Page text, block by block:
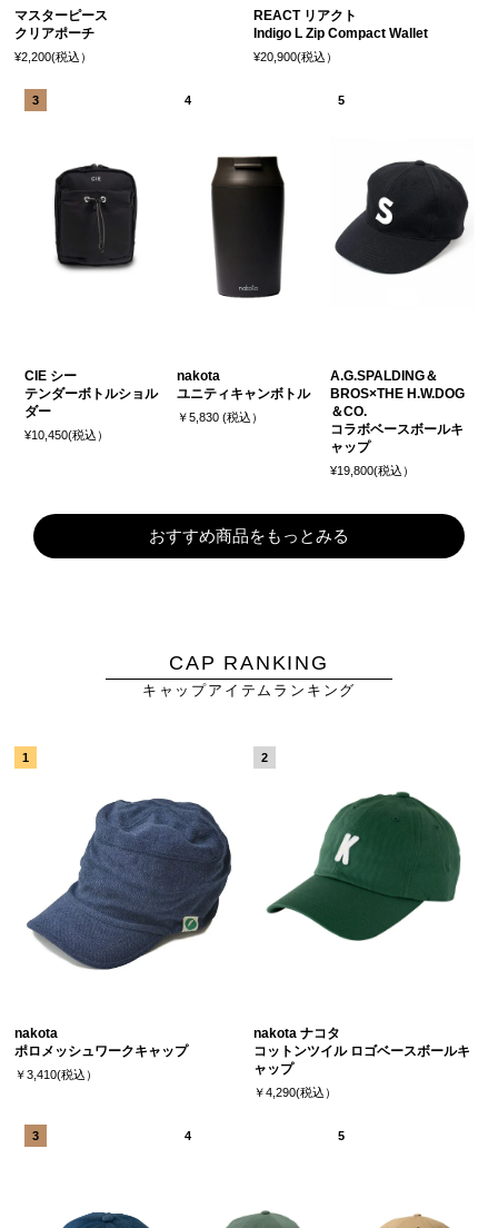
マスターピース
クリアポーチ
¥2,200(税込）
REACT リアクト
Indigo L Zip Compact Wallet
¥20,900(税込）
CIE シー
テンダーボトルショル
ダー
¥10,450(税込）
nakota
ユニティキャンボトル
￥5,830 (税込）
A.G.SPALDING＆
BROS×THE H.W.DOG
＆CO.
コラボベースボールキ
ャップ
¥19,800(税込）
おすすめ商品をもっとみる
CAP RANKING
キャップアイテムランキング
nakota
ポロメッシュワークキャップ
￥3,410(税込）
nakota ナコタ
コットンツイル ロゴベースボールキ
ャップ
￥4,290(税込）